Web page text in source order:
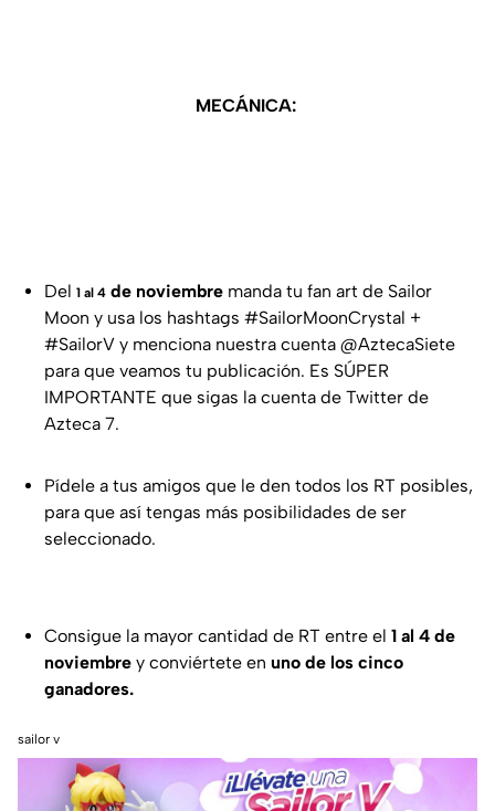
MECÁNICA:
Del 1 al 4 de noviembre manda tu fan art de Sailor
Moon y usa los hashtags #SailorMoonCrystal +
#SailorV y menciona nuestra cuenta @AztecaSiete
para que veamos tu publicación. Es SÚPER
IMPORTANTE que sigas la cuenta de Twitter de
Azteca 7.
Pídele a tus amigos que le den todos los RT posibles,
para que así tengas más posibilidades de ser
seleccionado.
Consigue la mayor cantidad de RT entre el 1 al 4 de
noviembre y conviértete en uno de los cinco
ganadores.
sailor v